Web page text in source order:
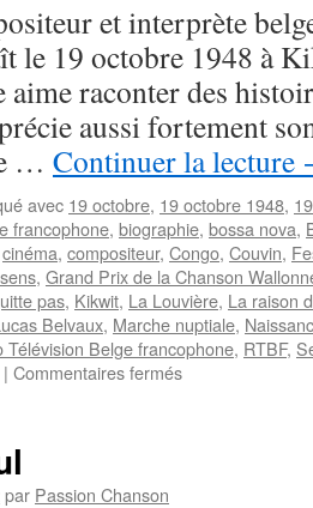
et interprète
le 19 octobre 1948 à
raconter des
aussi fortement
… Continuer la lecture
avec 19 octobre, 19 octobre 1948,
francophone, biographie, bossa nova,
cinéma, compositeur, Congo, Couvin,
, Grand Prix de la Chanson
pas, Kikwit, La Louvière, La raison
Belvaux, Marche nuptiale,
Télévision Belge francophone, RTBF,
| Commentaires ferméssur
par Passion Chanson